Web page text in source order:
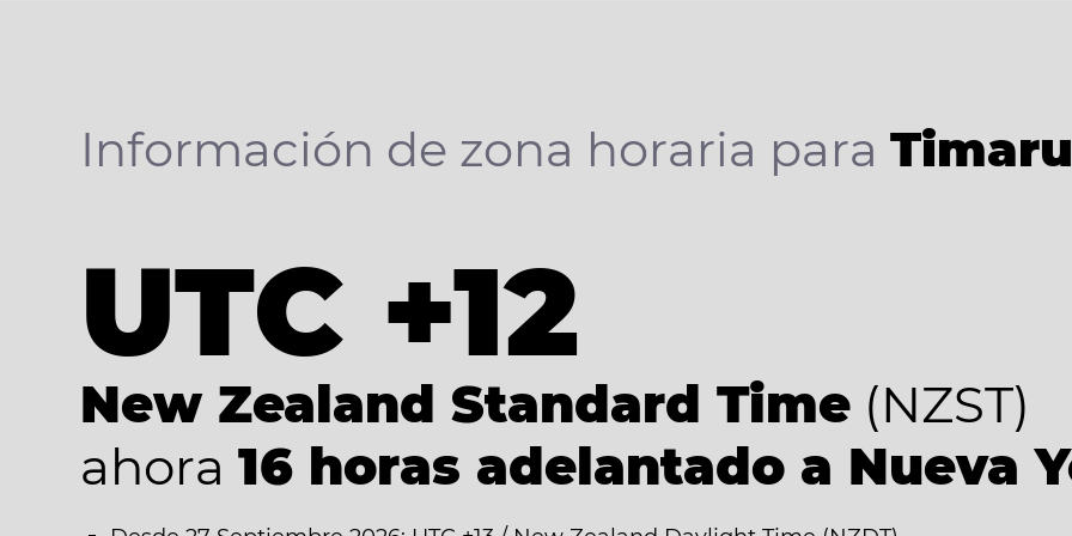
Información de zona horaria paraTimaru
UTC +12
New Zealand Standard Time (NZST)
ahora 16 horas adelantado a Nueva